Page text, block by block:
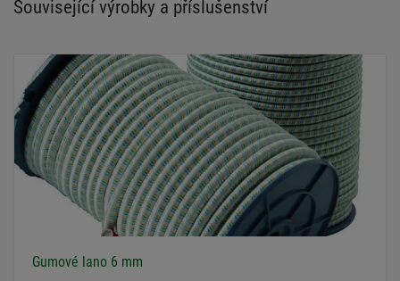
Související výrobky a příslušenství
Gumové lano 6 mm